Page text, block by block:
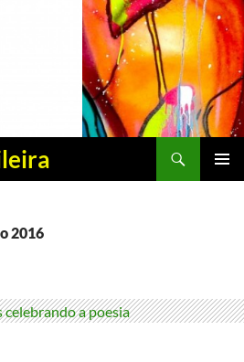
2016